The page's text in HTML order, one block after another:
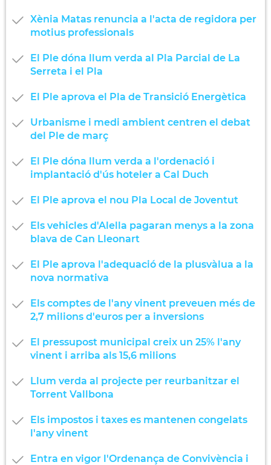
Xènia Matas renuncia a l'acta de regidora per
motius professionals
El Ple dóna llum verda al Pla Parcial de La
Serreta i el Pla
El Ple aprova el Pla de Transició Energètica
Urbanisme i medi ambient centren el debat
del Ple de març
El Ple dóna llum verda a l'ordenació i
implantació d'ús hoteler a Cal Duch
El Ple aprova el nou Pla Local de Joventut
Els vehicles d'Alella pagaran menys a la zona
blava de Can Lleonart
El Ple aprova l'adequació de la plusvàlua a la
nova normativa
Els comptes de l'any vinent preveuen més de
2,7 milions d'euros per a inversions
El pressupost municipal creix un 25% l'any
vinent i arriba als 15,6 milions
Llum verda al projecte per reurbanitzar el
Torrent Vallbona
Els impostos i taxes es mantenen congelats
l'any vinent
Entra en vigor l'Ordenança de Convivència i